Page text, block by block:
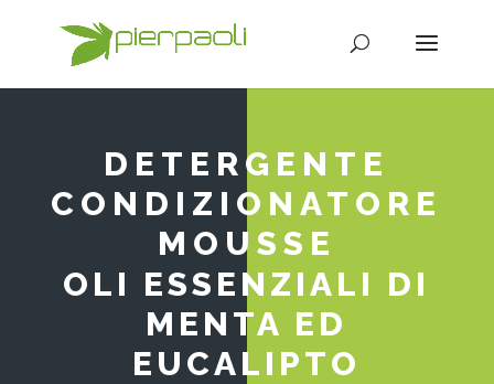
DETERGENTE
CONDIZIONATORE
MOUSSE
OLI ESSENZIALI DI
MENTA ED
EUCALIPTO